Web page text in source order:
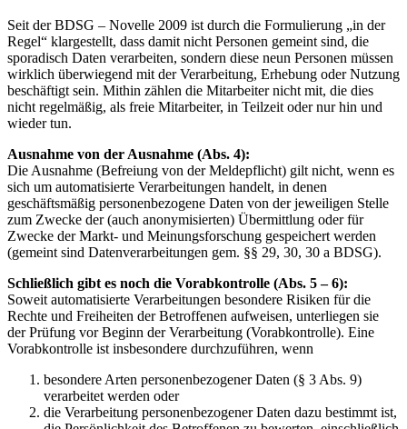
Seit der BDSG – Novelle 2009 ist durch die Formulierung „in der
Regel“ klargestellt, dass damit nicht Personen gemeint sind, die
sporadisch Daten verarbeiten, sondern diese neun Personen müssen
wirklich überwiegend mit der Verarbeitung, Erhebung oder Nutzung
beschäftigt sein. Mithin zählen die Mitarbeiter nicht mit, die dies
nicht regelmäßig, als freie Mitarbeiter, in Teilzeit oder nur hin und
wieder tun.
Ausnahme von der Ausnahme (Abs. 4):
Die Ausnahme (Befreiung von der Meldepflicht) gilt nicht, wenn es
sich um automatisierte Verarbeitungen handelt, in denen
geschäftsmäßig personenbezogene Daten von der jeweiligen Stelle
zum Zwecke der (auch anonymisierten) Übermittlung oder für
Zwecke der Markt- und Meinungsforschung gespeichert werden
(gemeint sind Datenverarbeitungen gem. §§ 29, 30, 30 a BDSG).
Schließlich gibt es noch die Vorabkontrolle (Abs. 5 – 6):
Soweit automatisierte Verarbeitungen besondere Risiken für die
Rechte und Freiheiten der Betroffenen aufweisen, unterliegen sie
der Prüfung vor Beginn der Verarbeitung (Vorabkontrolle). Eine
Vorabkontrolle ist insbesondere durchzuführen, wenn
besondere Arten personenbezogener Daten (§ 3 Abs. 9)
verarbeitet werden oder
die Verarbeitung personenbezogener Daten dazu bestimmt ist,